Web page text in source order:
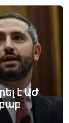
է ԱԺ